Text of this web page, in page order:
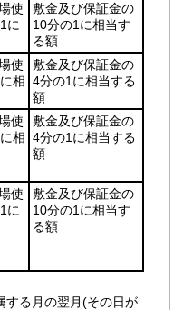
使
に
敷金及び保証金の
10分の1に相当す
る額
使
相
敷金及び保証金の
4分の1に相当する
額
使
相
敷金及び保証金の
4分の1に相当する
額
使
に
敷金及び保証金の
10分の1に相当す
る額
する月の翌月(その日が